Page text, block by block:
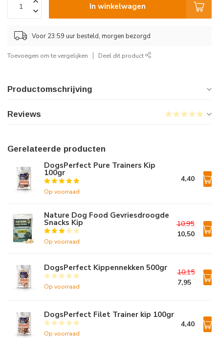
In winkelwagen
Voor 23:59 uur besteld, morgen bezorgd
Toevoegen om te vergelijken Deel dit product
Productomschrijving
Reviews
Gerelateerde producten
DogsPerfect Pure Trainers Kip
100gr
Op voorraad
4,40
Nature Dog Food Gevriesdroogde
Snacks Kip
Op voorraad
10,95
10,50
DogsPerfect Kippennekken 500gr
Op voorraad
10,15
7,95
DogsPerfect Filet Trainer kip 100gr
Op voorraad
4,40